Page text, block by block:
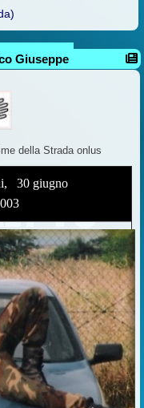
Giuseppe
della Strada onlus
30 giugno